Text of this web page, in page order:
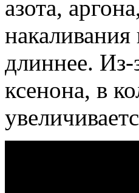
азота,
длиннее. Из-
ксенона, в